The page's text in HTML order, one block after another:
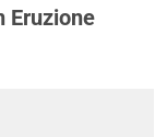
Eruzione